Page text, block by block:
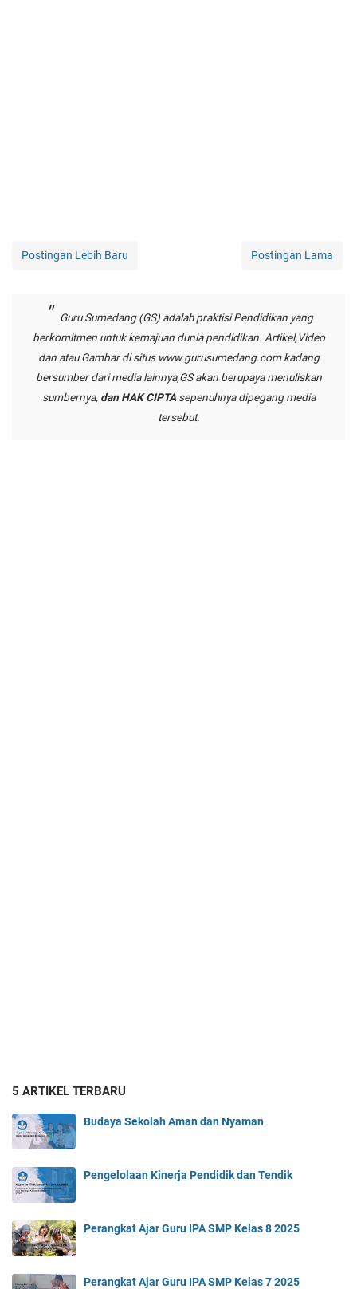
Postingan Lebih Baru Postingan Lama
Guru Sumedang (GS) adalah praktisi Pendidikan yang
berkomitmen untuk kemajuan dunia pendidikan. Artikel,Video
dan atau Gambar di situs www.gurusumedang.comkadang
bersumber dari media lainnya,GS akan berupaya menuliskan
sumbernya, dan HAK CIPTAsepenuhnya dipegang media
tersebut.
5 ARTIKEL TERBARU
Budaya Sekolah Aman dan Nyaman
Pengelolaan Kinerja Pendidik dan Tendik
Perangkat Ajar Guru IPA SMP Kelas 8 2025
Perangkat Ajar Guru IPA SMP Kelas 7 2025